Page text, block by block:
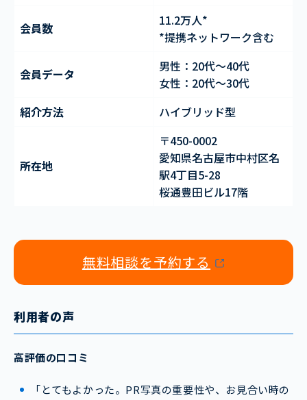
会員数
11.2万人*
*提携ネットワーク含む
会員データ
男性：20代～40代
女性：20代～30代
紹介方法
ハイブリッド型
所在地
〒450-0002
愛知県名古屋市中村区名
駅4丁目5-28
桜通豊田ビル17階
無料相談を予約する
利用者の声
高評価の口コミ
「とてもよかった。PR写真の重要性や、お見合い時の